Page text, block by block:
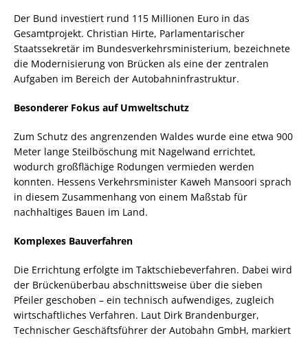
Der Bund investiert rund 115 Millionen Euro in das
Gesamtprojekt. Christian Hirte, Parlamentarischer
Staatssekretär im Bundesverkehrsministerium, bezeichnete
die Modernisierung von Brücken als eine der zentralen
Aufgaben im Bereich der Autobahninfrastruktur.
Besonderer Fokus auf Umweltschutz
Zum Schutz des angrenzenden Waldes wurde eine etwa 900
Meter lange Steilböschung mit Nagelwand errichtet,
wodurch großflächige Rodungen vermieden werden
konnten. Hessens Verkehrsminister Kaweh Mansoori sprach
in diesem Zusammenhang von einem Maßstab für
nachhaltiges Bauen im Land.
Komplexes Bauverfahren
Die Errichtung erfolgte im Taktschiebeverfahren. Dabei wird
der Brückenüberbau abschnittsweise über die sieben
Pfeiler geschoben – ein technisch aufwendiges, zugleich
wirtschaftliches Verfahren. Laut Dirk Brandenburger,
Technischer Geschäftsführer der Autobahn GmbH, markiert